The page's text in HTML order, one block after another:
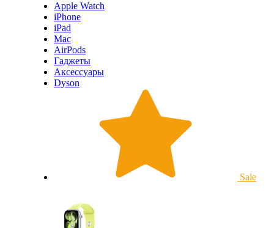
Apple Watch
iPhone
iPad
Mac
AirPods
Гаджеты
Аксессуары
Dyson
Sale